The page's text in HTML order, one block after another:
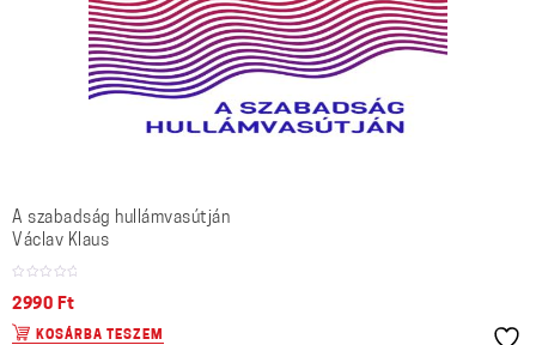
A szabadság hullámvasútján
Václav Klaus
2990 Ft
KOSÁRBA TESZEM